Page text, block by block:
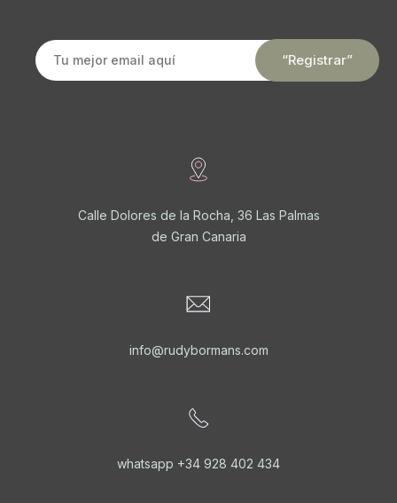
Calle Dolores de la Rocha, 36 Las Palmas
de Gran Canaria
info@rudybormans.com
whatsapp +34 928 402 434